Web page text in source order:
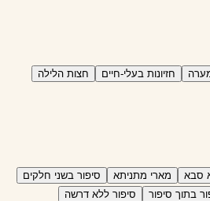
חזיונות בעלי-חיים
חצות הלילה
סבא מארי מתניתא
סיפור בשני חלקים
בתוך סיפור
סיפור ללא דרשה